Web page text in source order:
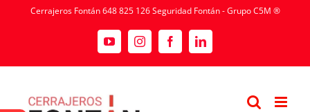
Cerrajeros Fontán 648 825 126 Seguridad Fontán - Grupo C5M ®